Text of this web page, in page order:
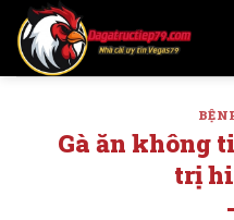
Skip
content
Gà ăn không
trị